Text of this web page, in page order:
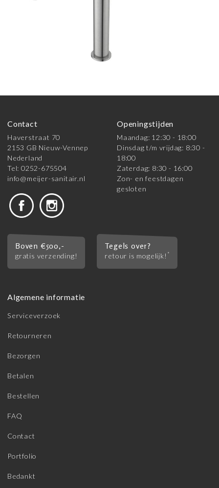
Contact
Haverstraat 70
2153 GB Nieuw-Vennep
Nederland
Tel: 0252-675504
info@meijer-sanitair.nl
Openingstijden
Maandag: 12:30 - 18:00
Dinsdag t/m vrijdag: 8:30 -
18:00
Zaterdag: 8:30 - 16:00
Zon- en feestdagen
gesloten
Boven €500,-
gratis verzending!
Tegels over?
retour is mogelijk! *
Algemene informatie
Serviceverzoek
Retourneren
Bezorgen
Betalen
Bestellen
FAQ
Contact
Portfolio
Bedankt